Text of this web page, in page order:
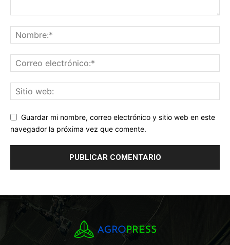
Guardar mi nombre, correo electrónico y sitio web en este
navegador la próxima vez que comente.